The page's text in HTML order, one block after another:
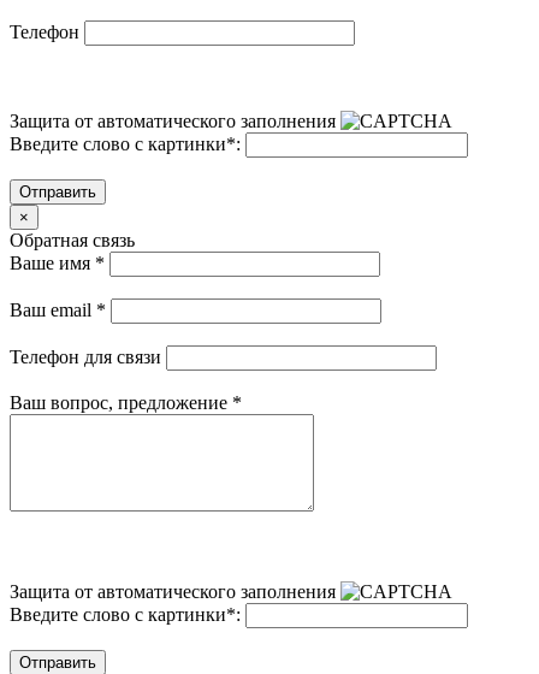
Телефон
Защита от автоматического заполнения
Введите слово с картинки*:
Отправить
×
Обратная связь
Ваше имя *
Ваш email *
Телефон для связи
Ваш вопрос, предложение *
Защита от автоматического заполнения
Введите слово с картинки*:
Отправить